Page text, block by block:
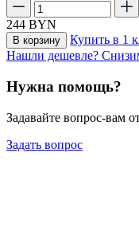
244 BYN
В корзину
Купить в 1
Нашли дешевле?
Нужна помощь?
Задавайте вопрос-вам
Задать вопрос